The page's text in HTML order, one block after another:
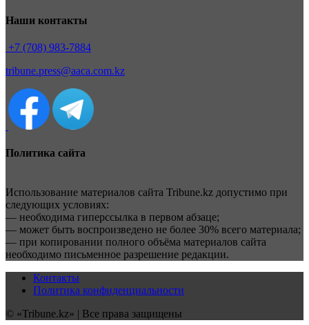
Наши контакты
+7 (708) 983-7884
tribune.press@aaca.com.kz
Политика сайта
Использование материалов сайта Tribune.kz допустимо при
следующих условиях:
— необходима гиперссылка в первом абзаце;
— может быть воспроизведено не более 30% всего материала;
— при копировании полного объёма материалов сайта
необходимо письменное разрешение редакции.
Контакты
Политика конфиденциальности
© «Tribune.kz» | Все права защищены